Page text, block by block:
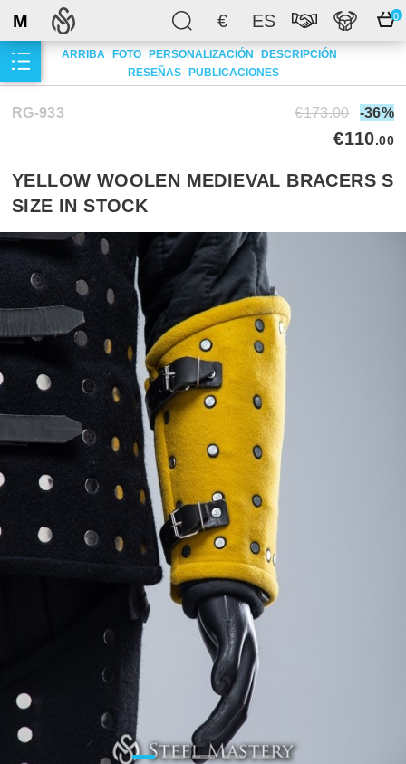
€ ES 0
M
ARRIBA FOTO PERSONALIZACIÓN
DESCRIPCIÓN
RESEÑAS
PUBLICACIONES
RG-933 €173.00 -36%
€110.00
YELLOW WOOLEN MEDIEVAL BRACERS S
SIZE IN STOCK